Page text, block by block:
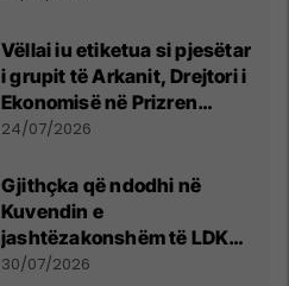
Vëllai iu etiketua si pjesëtar
i grupit të Arkanit, Drejtori i
Ekonomisë në Prizren
mohon pretendimet
24/07/2026
Gjithçka që ndodhi në
Kuvendin e
jashtëzakonshëm të LDK-
së
30/07/2026